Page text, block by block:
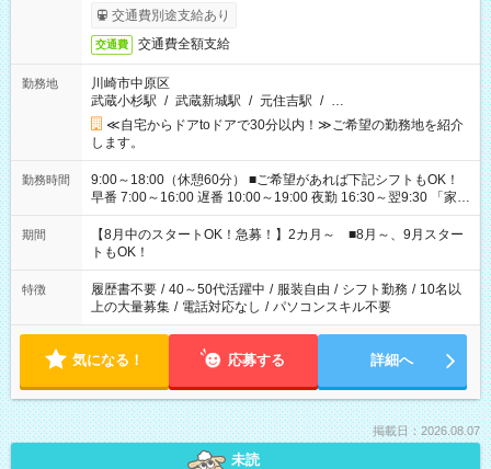
交通費別途支給あり
交通費 交通費全額支給
勤務地
川崎市中原区
武蔵小杉駅 / 武蔵新城駅 / 元住吉駅 / …
≪自宅からドアtoドアで30分以内！≫ご希望の勤務地を紹介
します。
勤務時間
9:00～18:00（休憩60分） ■ご希望があれば下記シフトもOK！
早番 7:00～16:00 遅番 10:00～19:00 夜勤 16:30～翌9:30 「家族
と休みを合わせたい」 「余裕を持って夕飯の準備がしたい」
「できれば残業はしたくない」 など、ご希望を教えてください
ね。 ※Wワーク希望の方へ 今ご覧のお仕事で希望する勤務時間
と、もう1つのお仕事の勤務時間。 合計で週40時間を超える場
合は応募できません。
期間
【8月中のスタートOK！急募！】2カ月～ ■8月～、9月スター
トもOK！
特徴 履歴書不要 / 40～50代活躍中 / 服装自由 / シフト勤務 / 10名以
上の大量募集 / 電話対応なし / パソコンスキル不要
気になる！ 応募する 詳細へ
掲載日：2026.08.07
未読